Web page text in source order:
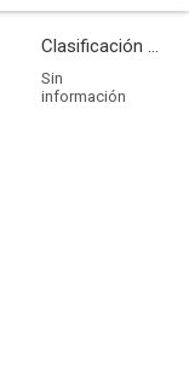
Clasificación por edades
Sin
información